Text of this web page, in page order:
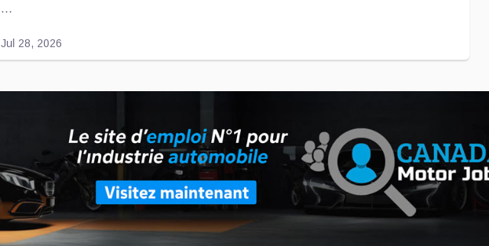
...
Jul 28, 2026
L'entente entre Toyota et Joby Aviation prend de l'importance
Voilà déjà quelques années que le constructeur automobile Toyota « flirte » avec
l'américaine Joby Aviation afin de créer des avions électriques.
...
Jul 27, 2026